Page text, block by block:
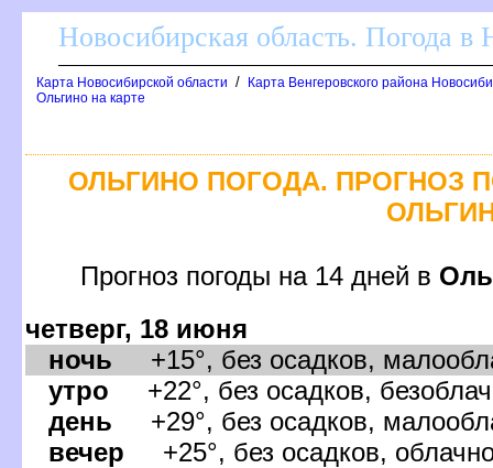
Новосибирская область. Погода в
Карта Новосибирской области /
Карта Венгеровского района
Ольгино на карте
ОЛЬГИНО ПОГОДА. ПРОГНОЗ
Прогноз погоды на 14 дней
четверг, 18 июня
ночь +15°, без осадков,
утро +22°, без осадков,
день +29°, без осадков,
ечер +25°, без осадков,